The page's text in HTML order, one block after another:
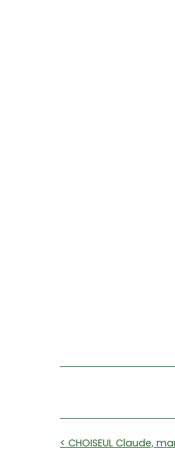
< CHOISEUL Claude,